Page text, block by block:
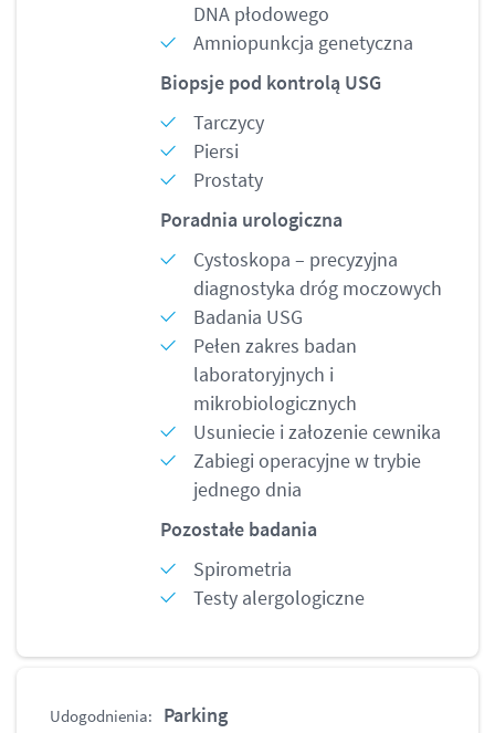
DNA płodowego
Amniopunkcja genetyczna
Biopsje pod kontrolą USG
Tarczycy
Piersi
Prostaty
Poradnia urologiczna
Cystoskopa – precyzyjna
diagnostyka dróg moczowych
Badania USG
Pełen zakres badan
laboratoryjnych i
mikrobiologicznych
Usuniecie i załozenie cewnika
Zabiegi operacyjne w trybie
jednego dnia
Pozostałe badania
Spirometria
Testy alergologiczne
Udogodnienia:
Parking